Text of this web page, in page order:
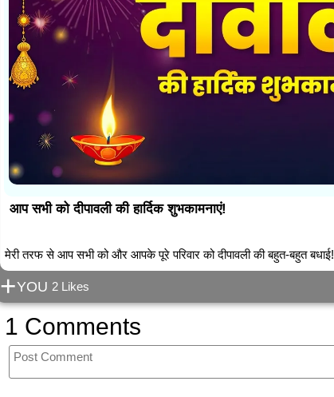
आप सभी को दीपावली की हार्दिक शुभकामनाएं!
मेरी तरफ से आप सभी को और आपके पूरे परिवार को दीपावली की बहुत-बहुत बधाई!
+YOU 2 Likes
1 Comments